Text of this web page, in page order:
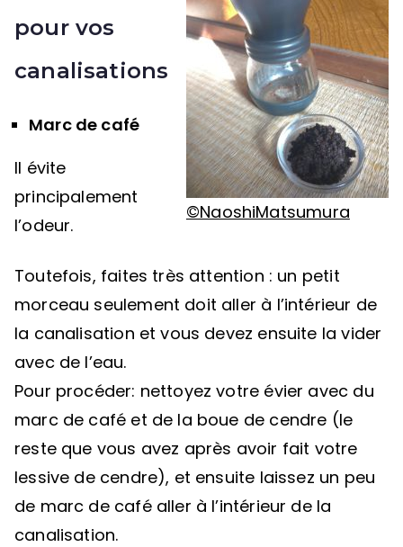
©NaoshiMatsumura
pour vos
canalisations
Marc de café
Il évite
principalement
l’odeur.
Toutefois, faites très attention : un petit
morceau seulement doit aller à l’intérieur de
la canalisation et vous devez ensuite la vider
avec de l’eau.
Pour procéder: nettoyez votre évier avec du
marc de café et de la boue de cendre (le
reste que vous avez après avoir fait votre
lessive de cendre), et ensuite laissez un peu
de marc de café aller à l’intérieur de la
canalisation.